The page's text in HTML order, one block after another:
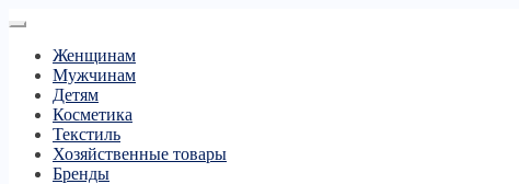
Женщинам
Мужчинам
Детям
Косметика
Текстиль
Хозяйственные товары
Бренды